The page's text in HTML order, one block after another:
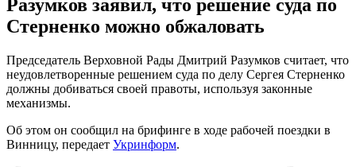
Разумков заявил, что решение суда по
Стерненко можно обжаловать
Председатель Верховной Рады Дмитрий Разумков считает, что
неудовлетворенные решением суда по делу Сергея Стерненко
должны добиваться своей правоты, используя законные
механизмы.
Об этом он сообщил на брифинге в ходе рабочей поездки в
Винницу, передает Укринформ.